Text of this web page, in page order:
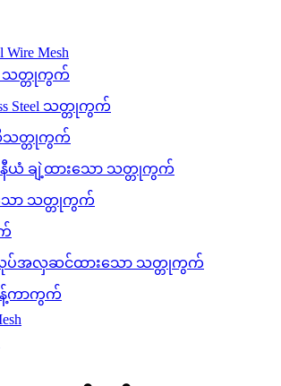
Wire Mesh
သတ္တုကွက်
Steel သတ္တုကွက်
တ္တုကွက်
ယံ ချဲ့ထားသော သတ္တုကွက်
ော သတ္တုကွက်
အလှဆင်ထားသော သတ္တုကွက်
ကာကွက်